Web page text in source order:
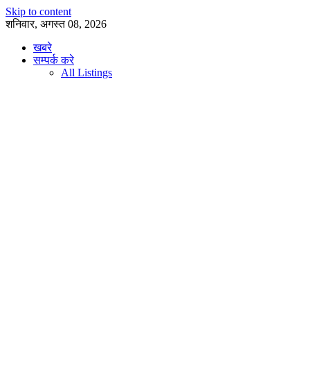
Skip to content
शनिवार, अगस्त 08, 2026
खबरे
सम्पर्क करे
All Listings